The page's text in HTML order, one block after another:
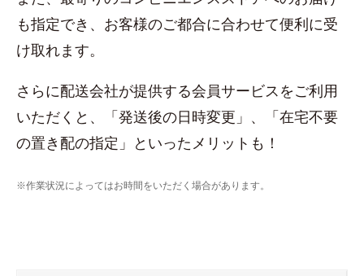
も指定でき、お客様のご都合に合わせて便利に受
け取れます。
さらに配送会社が提供する会員サービスをご利用
いただくと、「発送後の日時変更」、「在宅不要
の置き配の指定」といったメリットも！
※作業状況によってはお時間をいただく場合があります。